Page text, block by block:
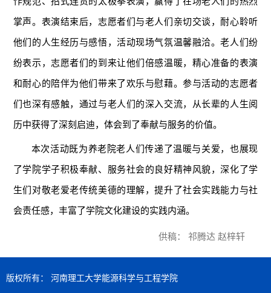
掌声。表演结束后，志愿者们与老人们亲切交谈，耐心聆听
他们的人生经历与感悟，活动现场气氛温馨融洽。老人们纷
纷表示，志愿者们的到来让他们倍感温暖，精心准备的表演
和耐心的陪伴为他们带来了欢乐与慰藉。参与活动的志愿者
们也深有感触，通过与老人们的深入交流，从长辈的人生阅
历中获得了深刻启迪，体会到了奉献与服务的价值。
本次活动既为养老院老人们传递了温暖与关爱，也展现
了学院学子积极奉献、服务社会的良好精神风貌，深化了学
生们对敬老爱老传统美德的理解，提升了社会实践能力与社
会责任感，丰富了学院文化建设的实践内涵。
供稿： 祁腾达 赵梓轩
版权所有： 河南理工大学能源科学与工程学院